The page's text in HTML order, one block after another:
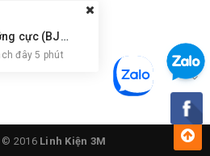
© 2016 Linh Kiện 3M
Transistor lưỡng cực (BJT) Onsemi BC547CBU NPN
đây 5 phút